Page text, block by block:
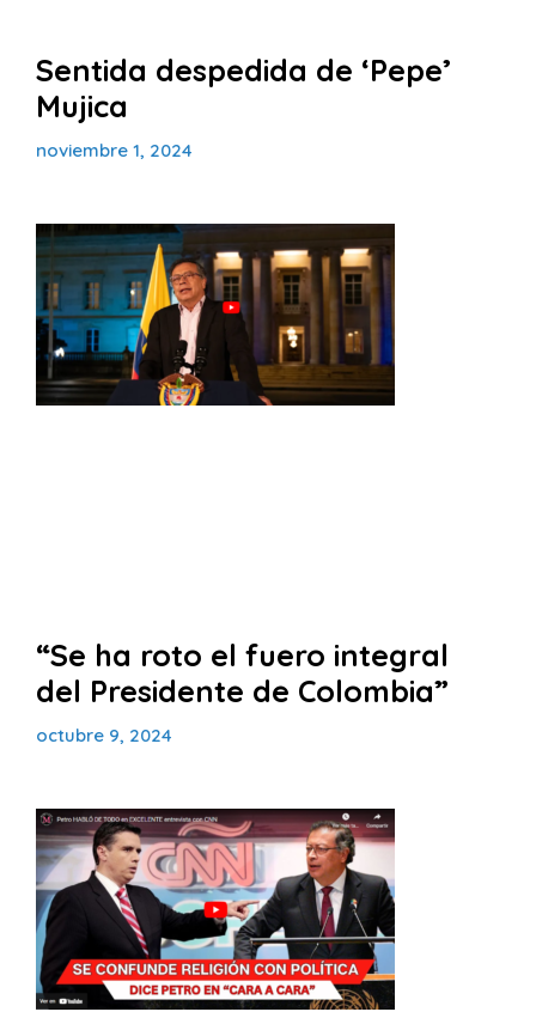
Sentida despedida de ‘Pepe’
Mujica
noviembre 1, 2024
“Se ha roto el fuero integral
del Presidente de Colombia”
octubre 9, 2024